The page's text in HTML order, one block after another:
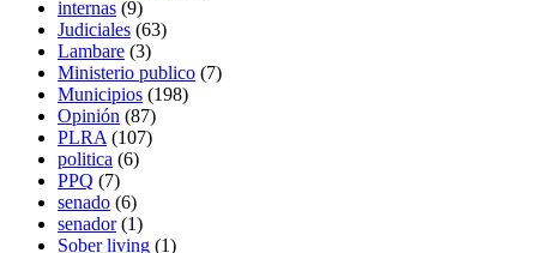
internas (9)
Judiciales (63)
Lambare (3)
Ministerio publico (7)
Municipios (198)
Opinión (87)
PLRA (107)
politica (6)
PPQ (7)
senado (6)
senador(1)
Sober living (1)